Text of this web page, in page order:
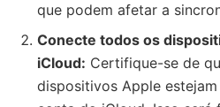
que podem afetar a
Conecte todos os
iCloud: Certifique-se de
dispositivos Apple